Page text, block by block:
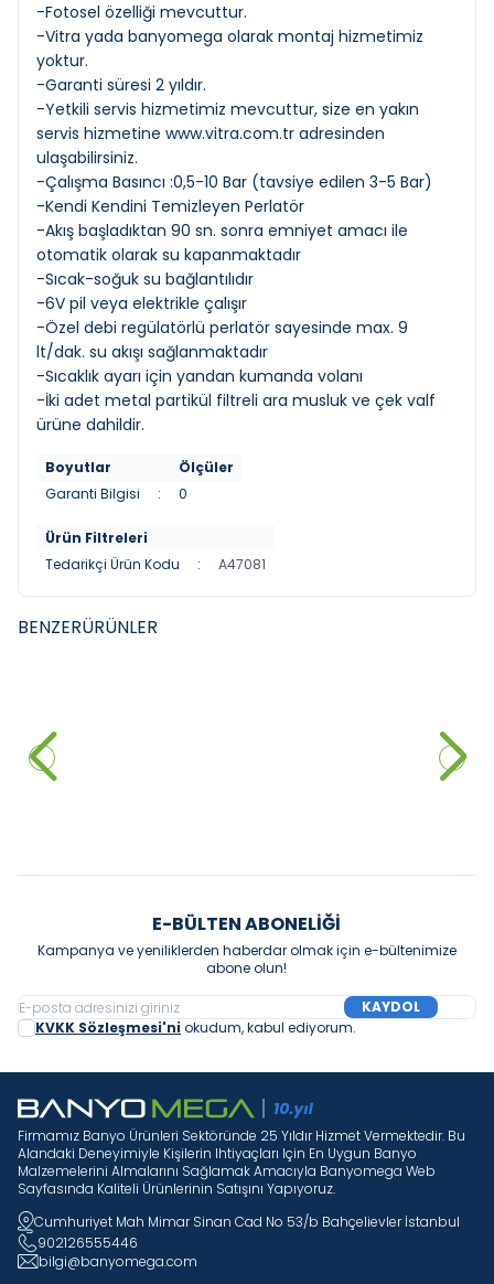
-Fotosel özelliği mevcuttur.
-Vitra yada banyomega olarak montaj hizmetimiz
yoktur.
-Garanti süresi 2 yıldır.
-Yetkili servis hizmetimiz mevcuttur, size en yakın
servis hizmetine www.vitra.com.tr adresinden
ulaşabilirsiniz.
-Çalışma Basıncı :0,5-10 Bar (tavsiye edilen 3-5 Bar)
-Kendi Kendini Temizleyen Perlatör
-Akış başladıktan 90 sn. sonra emniyet amacı ile
otomatik olarak su kapanmaktadır
-Sıcak-soğuk su bağlantılıdır
-6V pil veya elektrikle çalışır
-Özel debi regülatörlü perlatör sayesinde max. 9
lt/dak. su akışı sağlanmaktadır
-Sıcaklık ayarı için yandan kumanda volanı
-İki adet metal partikül filtreli ara musluk ve çek valf
ürüne dahildir.
Boyutlar
Ölçüler
Garanti Bilgisi
: 0
Ürün Filtreleri
Tedarikçi Ürün Kodu
: A47081
BENZERÜRÜNLER
20.700,00
E-BÜLTEN ABONELIĞI
Kampanya ve yeniliklerden haberdar olmak için e-bültenimize
abone olun!
KAYDOL
KVKK Sözleşmesi'ni okudum, kabul ediyorum.
Firmamız Banyo Ürünleri Sektöründe 25 Yıldır Hizmet Vermektedir. Bu
Alandaki Deneyimiyle Kişilerin Ihtiyaçları Için En Uygun Banyo
Malzemelerini Almalarını Sağlamak Amacıyla Banyomega Web
Sayfasında Kaliteli Ürünlerinin Satışını Yapıyoruz.
Cumhuriyet Mah Mimar Sinan Cad No 53/b Bahçelievler İstanbul
902126555446
bilgi@banyomega.com